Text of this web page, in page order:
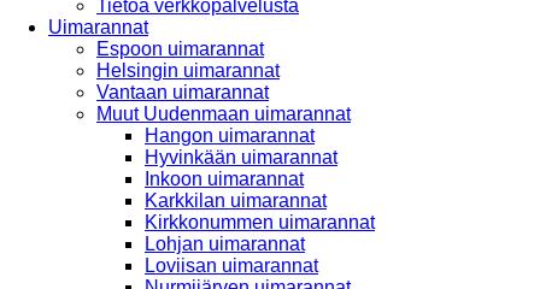
Tietoa verkkopalvelusta
Uimarannat
Espoon uimarannat
Helsingin uimarannat
Vantaan uimarannat
Muut Uudenmaan uimarannat
Hangon uimarannat
Hyvinkään uimarannat
Inkoon uimarannat
Karkkilan uimarannat
Kirkkonummen uimarannat
Lohjan uimarannat
Loviisan uimarannat